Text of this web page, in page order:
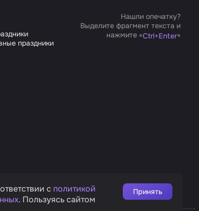
праздники
Нашли опечатку?
Выделите фрагмент текста и
нажмите «Ctrl+Enter»
с политикой
. Пользуясь сайтом
Принять